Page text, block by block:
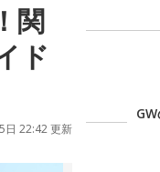
関
ド
日 22:42 更新